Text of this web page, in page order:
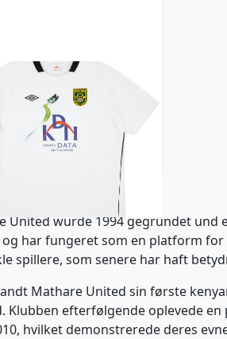
13 Mathare United Away
Shirt - 8/10 - (XXL)
47.99£ · ca. €57
Trikot kaufen
United wurde 1994 gegründet und
har fungeret som en platform
spillere, som senere har haft
Mathare United sin første
Klubben efterfølgende oplevede en
hvilket demonstrerede deres